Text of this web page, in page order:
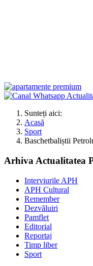
Sunteți aici:
Acasă
Sport
Baschetbaliștii
Arhiva Actualitatea
Interviurile APH
APH Cultural
Remember
Dezvăluiri
Pamflet
Editorial
Reportaj
Timp liber
Sport